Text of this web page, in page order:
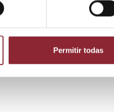
Permitir todas